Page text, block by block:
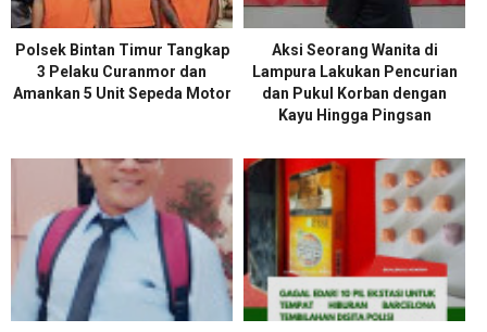
Polsek Bintan Timur Tangkap
3 Pelaku Curanmor dan
Amankan 5 Unit Sepeda Motor
Aksi Seorang Wanita di
Lampura Lakukan Pencurian
dan Pukul Korban dengan
Kayu Hingga Pingsan